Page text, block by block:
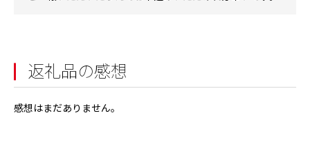
返礼品の感想
感想はまだありません。